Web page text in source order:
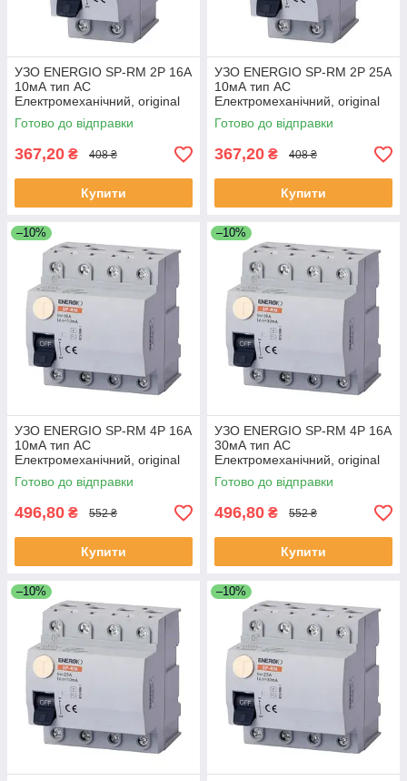
УЗО ENERGIO SP-RM 2P 16А
10мА тип AC
Електромеханічний, original
Готово до відправки
367,20 ₴ 408 ₴
Купити
УЗО ENERGIO SP-RM 2P 25А
10мА тип AC
Електромеханічний, original
Готово до відправки
367,20 ₴ 408 ₴
Купити
–10%
УЗО ENERGIO SP-RM 4P 16А
10мА тип AC
Електромеханічний, original
Готово до відправки
496,80 ₴ 552 ₴
Купити
–10%
УЗО ENERGIO SP-RM 4P 16А
30мА тип AC
Електромеханічний, original
Готово до відправки
496,80 ₴ 552 ₴
Купити
–10% –10%